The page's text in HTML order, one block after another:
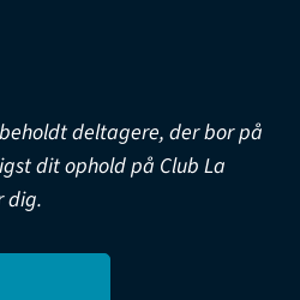
deltagere, der bor på
dit ophold på Club La
dig.